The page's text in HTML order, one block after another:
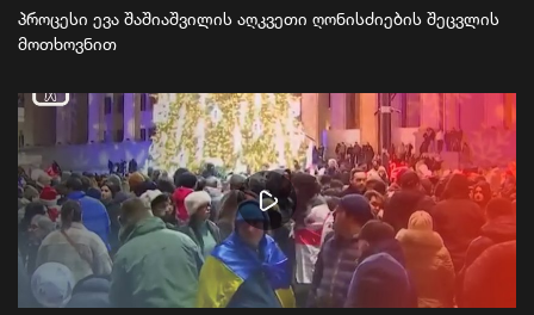
პროცესი ევა შაშიაშვილის აღკვეთი ღონისძიების შეცვლის
მოთხოვნით